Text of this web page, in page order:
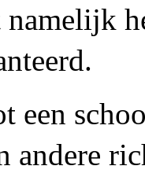
een
andere